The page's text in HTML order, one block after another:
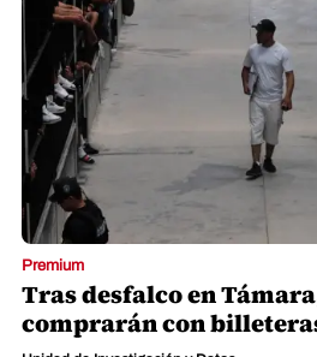
Premium
Tras desfalco en
comprarán con